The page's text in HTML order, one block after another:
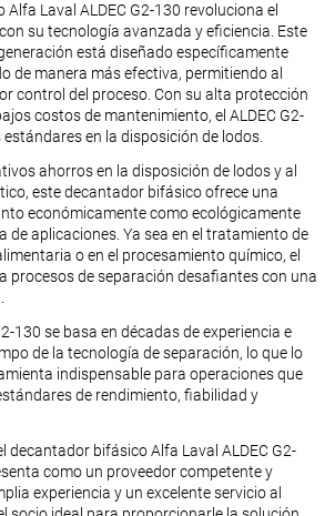
Laval ALDEC G2-130 revoluciona el
su tecnología avanzada y eficiencia. Este
está diseñado específicamente
de manera más efectiva, permitiendo al
control del proceso. Con su alta protección
costos de mantenimiento, el ALDEC G2-
en la disposición de lodos.
ahorros en la disposición de lodos y al
este decantador bifásico ofrece una
económicamente como ecológicamente
de aplicaciones. Ya sea en el tratamiento de
o en el procesamiento químico, el
procesos de separación desafiantes con una
130 se basa en décadas de experiencia e
de la tecnología de separación, lo que lo
indispensable para operaciones que
de rendimiento, fiabilidad y
decantador bifásico Alfa Laval ALDEC G2-
como un proveedor competente y
experiencia y un excelente servicio al